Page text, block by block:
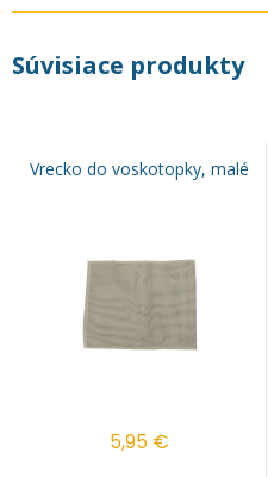
Súvisiace produkty
Vrecko do voskotopky, malé
5,95 €